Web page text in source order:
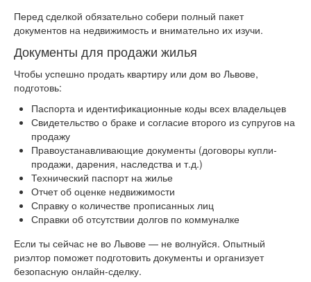
Перед сделкой обязательно собери полный пакет
документов на недвижимость и внимательно их изучи.
Документы для продажи жилья
Чтобы успешно продать квартиру или дом во Львове,
подготовь:
Паспорта и идентификационные коды всех владельцев
Свидетельство о браке и согласие второго из супругов на
продажу
Правоустанавливающие документы (договоры купли-
продажи, дарения, наследства и т.д.)
Технический паспорт на жилье
Отчет об оценке недвижимости
Справку о количестве прописанных лиц
Справки об отсутствии долгов по коммуналке
Если ты сейчас не во Львове — не волнуйся. Опытный
риэлтор поможет подготовить документы и организует
безопасную онлайн-сделку.